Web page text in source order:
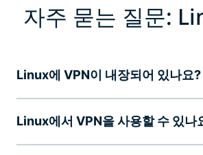
자주 묻는 질문:
Linux에 VPN이 내장되어 있나요?
Linux에서 VPN을 사용할 수 있나